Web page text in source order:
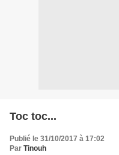
Toc toc...
Publié le 31/10/2017 à 17:02
Par Tinouh